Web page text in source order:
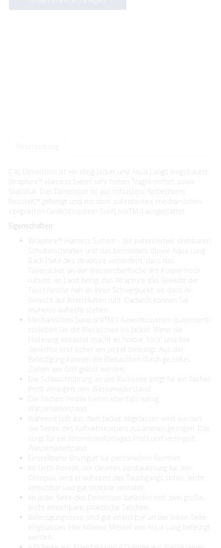
Das Dimension ist ein Wing-Jacket und Aqua Lungs eingebauter
Wrapture™ Harness bietet sehr hohen Tragekomfort sowie
Stabilität. Das Dimension ist aus robustem, farbechtem
ResisteK™ gefertigt und mit dem patentierten, mechanischen,
integrierten Gewichtssystem SureLockTM II ausgestattet.
Eigenschaften:
Wrapture™ Harness System - die patentierten, drehbaren
Schulterschnallen und das besonders dünne Aqua Lung
Back Plate des Wrapture verhindern, dass das
Tarierjacket an der Wasseroberfläche am Körper hoch
rutscht. An Land bringt das Wrapture das Gewicht der
Tauchflasche nah an Ihren Schwerpunkt, so dass ihr
Gewicht auf Ihren Hüften ruht. Dadurch können Sie
mühelos aufrecht stehen.
Mechanisches SureLockTM II Gewichtssystem (patentiert) -
schieben Sie die Bleitaschen ins Jacket. Wenn die
Halterung einrastet macht es hörbar 'klick' und Ihre
Gewichte sind sicher am Jacket befestigt. Aus der
Befestigung können die Bleitaschen durch gezieltes
Ziehen am Griff gelöst werden.
Die Schlauchführung an der Rückseite sorgt für ein flaches
Profil verringert den Wasserwiderstand.
Die flachen Ventile bieten ebenfalls wenig
Wasserwiderstand.
Während Luft aus dem Jacket abgelassen wird, werden
die Seiten des Auftriebskörpers zusammen gezogen. Das
sorgt für ein stromlinienförmiges Profil und verringert
Wasserwiderstand.
Einstellbarer Brustgurt für persönlichen Komfort.
Im Octo-Pocket, der cleveren Verstaulösung für den
Oktopus, wird er während des Tauchgangs sicher, leicht
erreichbar und gut sichtbar verwahrt.
An jeder Seite des Dimension befinden sich zwei große,
leicht erreichbare, praktische Taschen.
Befestigungsösen sind gut erreichbar an der linken Seite
eingelassen. Hier können Messer von Aqua Lung befestigt
werden.